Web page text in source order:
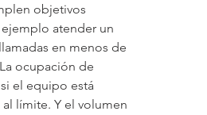
objetivos
atender un
en menos de
ocupación de
el equipo está
límite. Y el volumen